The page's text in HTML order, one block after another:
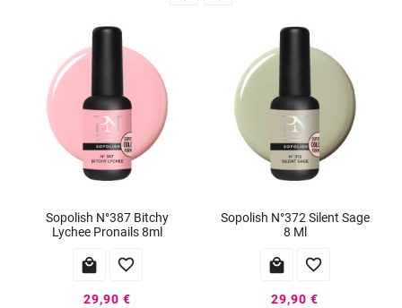
Sopolish N°387 Bitchy
Lychee Pronails 8ml
 
29,90 €
Sopolish N°372 Silent Sage
8 Ml
 
29,90 €